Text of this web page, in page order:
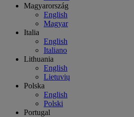
Magyarország
English
Magyar
Italia
English
Italiano
Lithuania
English
Lietuvių
Polska
English
Polski
Portugal